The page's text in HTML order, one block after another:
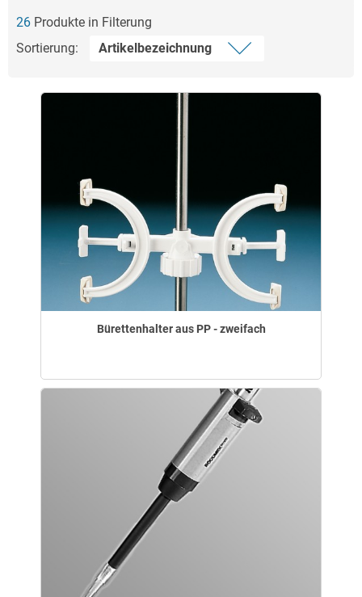
26 Produkte in Filterung
Sortierung:
Bürettenhalter aus PP - zweifach